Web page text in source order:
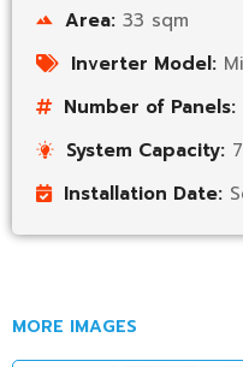
Area: 33 sqm
Inverter Model:
Number of Panels:
System Capacity:
Installation Date:
MORE IMAGES